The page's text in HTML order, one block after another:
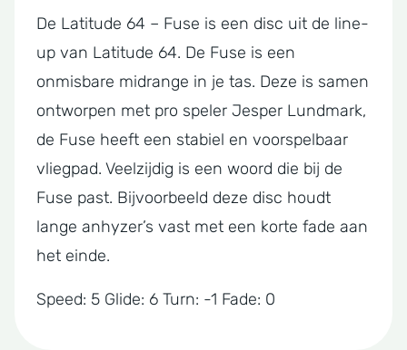
De Latitude 64 – Fuse is een disc uit de line-
up van Latitude 64. De Fuse is een
onmisbare midrange in je tas. Deze is samen
ontworpen met pro speler Jesper Lundmark,
de Fuse heeft een stabiel en voorspelbaar
vliegpad. Veelzijdig is een woord die bij de
Fuse past. Bijvoorbeeld deze disc houdt
lange anhyzer’s vast met een korte fade aan
het einde.
Speed: 5 Glide: 6 Turn: -1 Fade: 0